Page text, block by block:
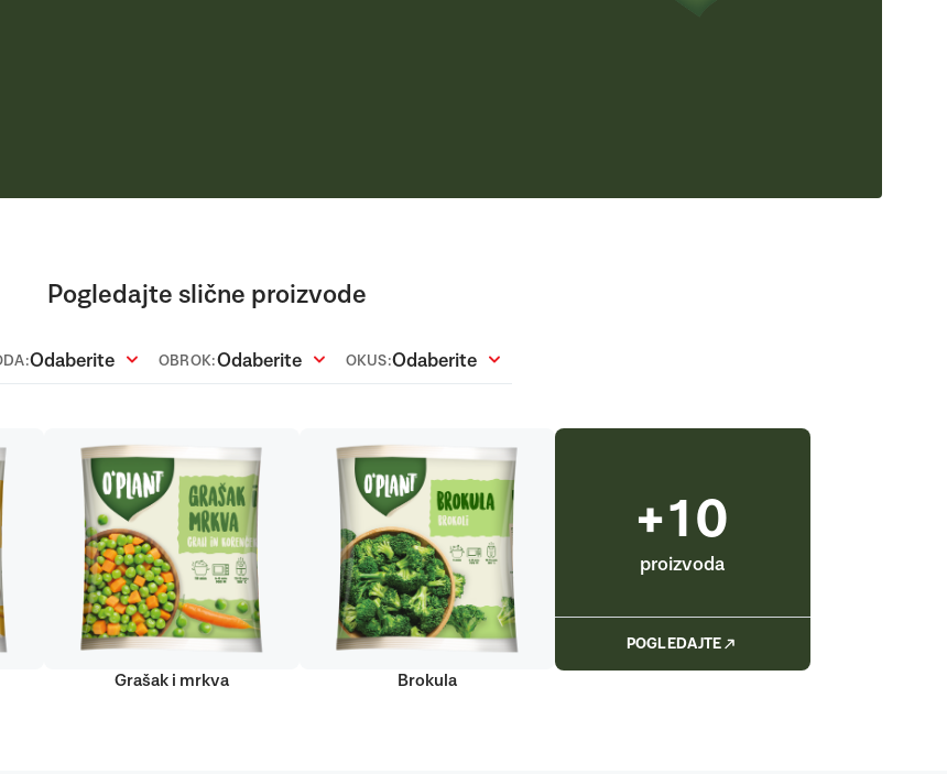
Pogledajte slične proizvode
Odaberite OBROK:Odaberite OKUS:Odaberite
Grašak i mrkva Brokula
+10
proizvoda
POGLEDAJTE